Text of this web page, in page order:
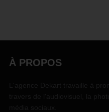
À PROPOS